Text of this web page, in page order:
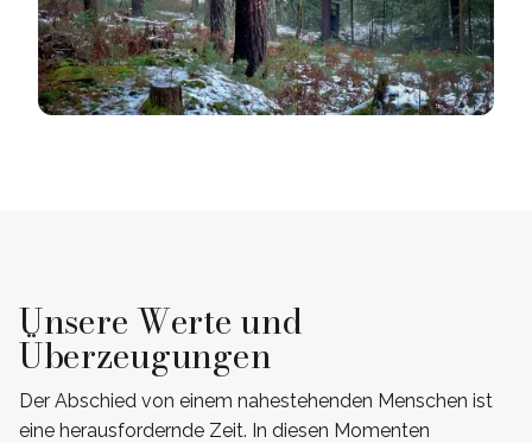
Unsere Werte und
Überzeugungen
Der Abschied von einem nahestehenden Menschen ist
eine herausfordernde Zeit. In diesen Momenten